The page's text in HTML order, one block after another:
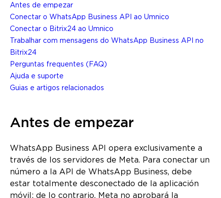
Antes de empezar
Conectar o WhatsApp Business API ao Umnico
Conectar o Bitrix24 ao Umnico
Trabalhar com mensagens do WhatsApp Business API no
Bitrix24
Perguntas frequentes (FAQ)
Ajuda e suporte
Guias e artigos relacionados
Antes de empezar
WhatsApp Business API opera exclusivamente a
través de los servidores de Meta. Para conectar un
número a la API de WhatsApp Business, debe
estar totalmente desconectado de la aplicación
móvil; de lo contrario, Meta no aprobará la